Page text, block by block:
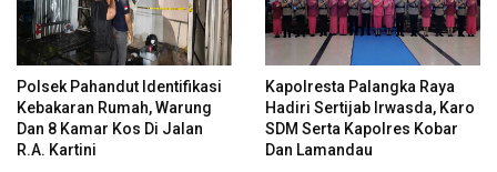
Polsek Pahandut Identifikasi
Kebakaran Rumah, Warung
Dan 8 Kamar Kos Di Jalan
R.A. Kartini
Kapolresta Palangka Raya
Hadiri Sertijab Irwasda, Karo
SDM Serta Kapolres Kobar
Dan Lamandau